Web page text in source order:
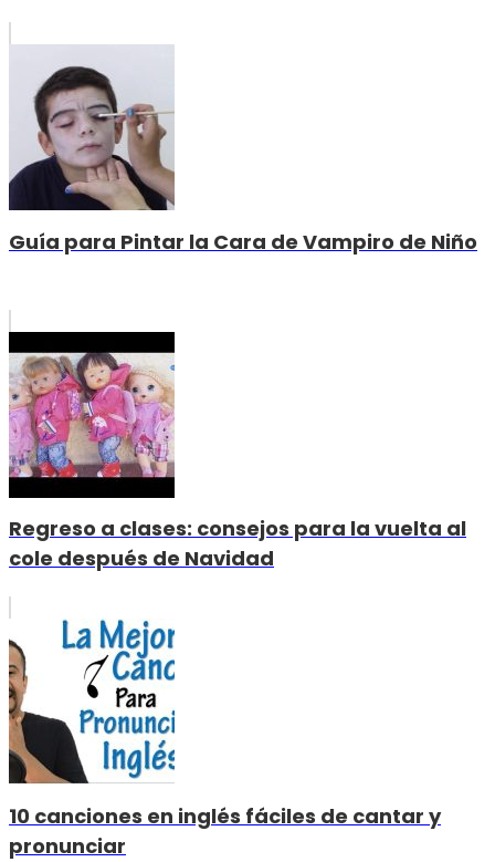
Guía para Pintar la Cara de Vampiro de Niño
Regreso a clases: consejos para la vuelta al
cole después de Navidad
10 canciones en inglés fáciles de cantar y
pronunciar